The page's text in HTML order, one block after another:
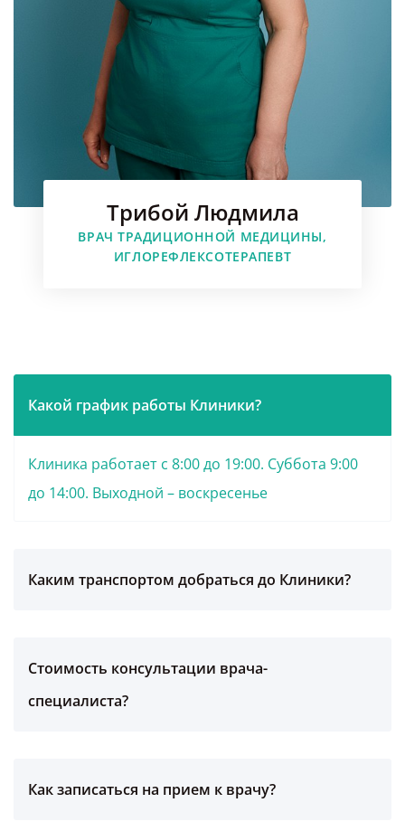
Трибой Людмила
ВРАЧ ТРАДИЦИОННОЙ МЕДИЦИНЫ,
ИГЛОРЕФЛЕКСОТЕРАПЕВТ
Какой график работы Клиники?
Клиника работает с 8:00 до 19:00. Суббота 9:00
до 14:00. Выходной – воскресенье
Каким транспортом добраться до Клиники?
Стоимость консультации врача-
специалиста?
Как записаться на прием к врачу?